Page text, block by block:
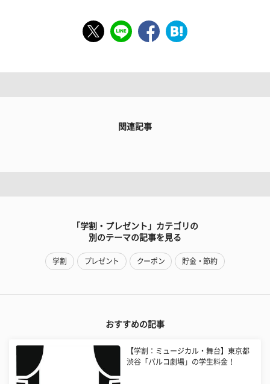
関連記事
「学割・プレゼント」カテゴリの
別のテーマの記事を見る
学割 プレゼント クーポン 貯金・節約
おすすめの記事
【学割：ミュージカル・舞台】東京都
渋谷「パルコ劇場」の学生料金！